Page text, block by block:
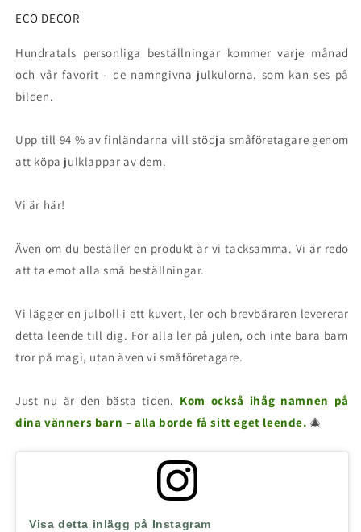
ECO DECOR
Hundratals personliga beställningar kommer varje månad
och vår favorit - de namngivna julkulorna, som kan ses på
bilden.
Upp till 94 % av finländarna vill stödja småföretagare genom
att köpa julklappar av dem.
Vi är här!
Även om du beställer en produkt är vi tacksamma. Vi är redo
att ta emot alla små beställningar.
Vi lägger en julboll i ett kuvert, ler och brevbäraren levererar
detta leende till dig. För alla ler på julen, och inte bara barn
tror på magi, utan även vi småföretagare.
Just nu är den bästa tiden. Kom också ihåg namnen på
dina vänners barn – alla borde få sitt eget leende. 🎄
Visa detta inlägg på Instagram